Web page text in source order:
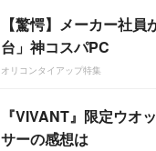
【驚愕】メーカー社
台」神コスパPC
オリコンタイアップ特集
『VIVANT』限定ウオ
サーの感想は